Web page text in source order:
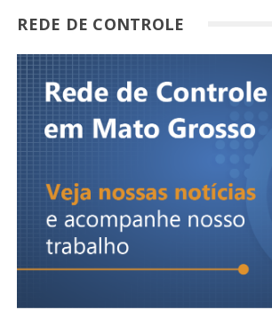
REDE DE CONTROLE